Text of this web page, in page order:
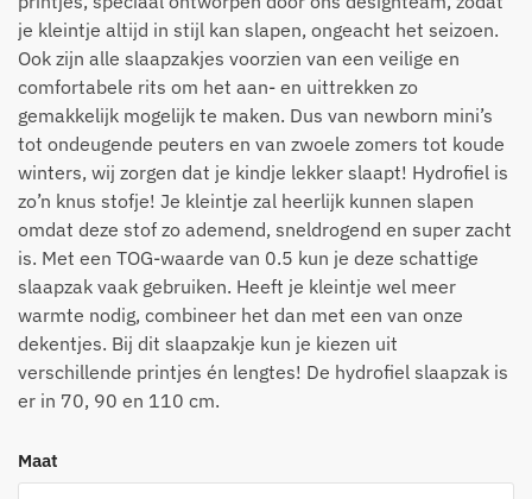
je kleintje altijd in stijl kan slapen, ongeacht het seizoen.
Ook zijn alle slaapzakjes voorzien van een veilige en
comfortabele rits om het aan- en uittrekken zo
gemakkelijk mogelijk te maken. Dus van newborn mini’s
tot ondeugende peuters en van zwoele zomers tot koude
winters, wij zorgen dat je kindje lekker slaapt! Hydrofiel is
zo’n knus stofje! Je kleintje zal heerlijk kunnen slapen
omdat deze stof zo ademend, sneldrogend en super zacht
is. Met een TOG-waarde van 0.5 kun je deze schattige
slaapzak vaak gebruiken. Heeft je kleintje wel meer
warmte nodig, combineer het dan met een van onze
dekentjes. Bij dit slaapzakje kun je kiezen uit
verschillende printjes én lengtes! De hydrofiel slaapzak is
er in 70, 90 en 110 cm.
Maat